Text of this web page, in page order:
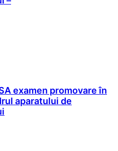
examen promovare în
aparatului de